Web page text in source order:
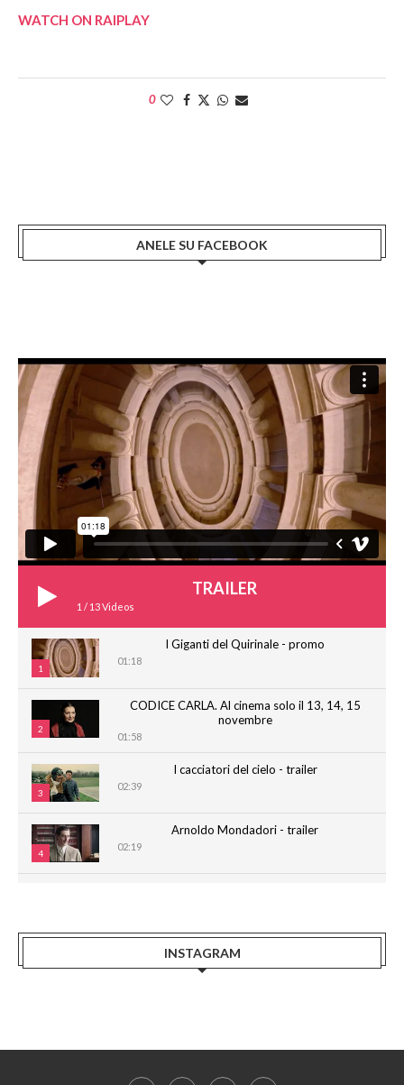
WATCH ON RAIPLAY
0
ANELE SU FACEBOOK
TRAILER
1 / 13Videos
1
I Giganti del Quirinale - promo
01:18
2
CODICE CARLA. Al cinema solo il 13, 14, 15
novembre
01:58
3
I cacciatori del cielo - trailer
02:39
4
Arnoldo Mondadori - trailer
02:19
CARLA - IL FILM - Trailer ufficiale
00:34
INSTAGRAM